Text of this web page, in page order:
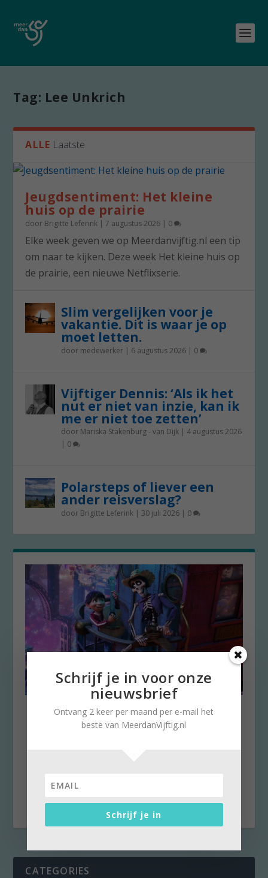
Tag: Lee Unkrich
ALLE Laatste
Jeugdsentiment: Het kleine
huis op de prairie
door Brigitte Leferink |7 augustus 2026 | 0
Elke week geven we op Meerdanvijftig.nl een tip
om naar te kijken. Deze week Het kleine huis op
de prairie, een nieuwe Netflixserie.
Slim vergelijken voor je
vakantie. Dit is waar je op
moet letten.
door medewerker | 6 augustus 2026 | 0
Vijftiger Dennis: ‘Als ik het
nut er niet van inzie, kan ik
me er niet toe zetten’
door Mariska Stakenburg - van Dijk | 4 augustus 2026
| 0
Polarsteps of liever een
ander reisverslag?
door Brigitte Leferink | 30 juli 2026 | 0
Coco: zo vier je met de dood
het leven
CATEGORIES
Schrijf je in voor onze
nieuwsbrief
Ontvang 2 keer per maand per e-mail het
beste van MeerdanVijftig.nl
Schrijf je in